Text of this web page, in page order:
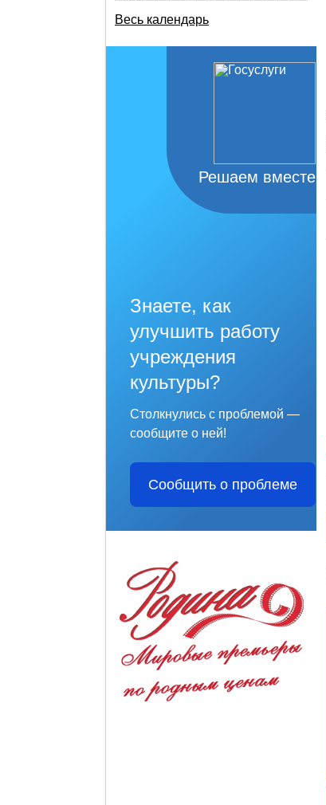
Весь календарь
Решаем вместе
Знаете, как
улучшить работу
учреждения
культуры?
Столкнулись с проблемой —
сообщите о ней!
Сообщить о проблеме